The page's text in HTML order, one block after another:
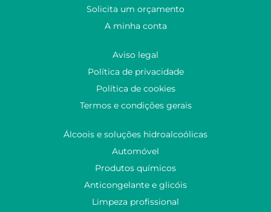
Solicita um orçamento
A minha conta
Aviso legal
Política de privacidade
Política de cookies
Termos e condições gerais
Álcoois e soluções hidroalcoólicas
Automóvel
Produtos químicos
Anticongelante e glicóis
Limpeza profissional